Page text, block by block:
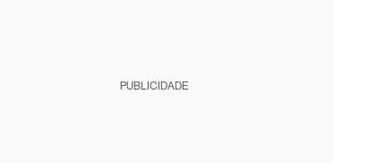
PUBLICIDADE